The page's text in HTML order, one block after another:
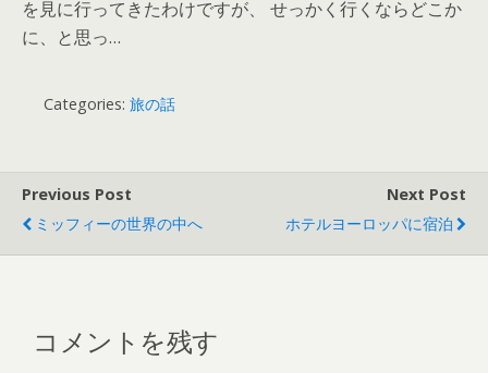
を見に行ってきたわけですが、 せっかく行くならどこか
に、と思っ…
Categories: 旅の話
Previous Post
ミッフィーの世界の中へ
Next Post
ホテルヨーロッパに宿泊
コメントを残す